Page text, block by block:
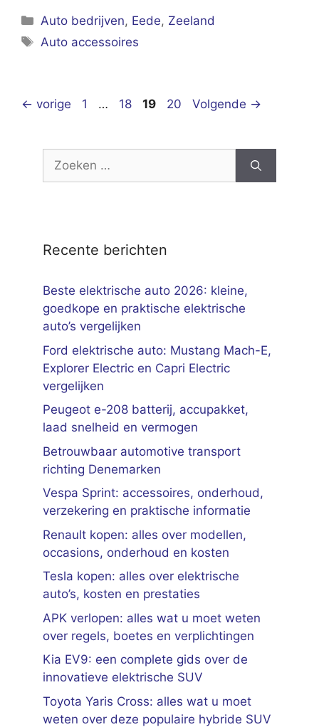
Categorieën
Auto bedrijven, Eede, Zeeland
Tags
Auto accessoires
← vorige Pagina
1 … Pagina
18 Pagina
19 Pagina
20 Volgende →
Zoek
Recente berichten
Beste elektrische auto 2026: kleine,
goedkope en praktische elektrische
auto’s vergelijken
Ford elektrische auto: Mustang Mach-E,
Explorer Electric en Capri Electric
vergelijken
Peugeot e-208 batterij, accupakket,
laad snelheid en vermogen
Betrouwbaar automotive transport
richting Denemarken
Vespa Sprint: accessoires, onderhoud,
verzekering en praktische informatie
Renault kopen: alles over modellen,
occasions, onderhoud en kosten
Tesla kopen: alles over elektrische
auto’s, kosten en prestaties
APK verlopen: alles wat u moet weten
over regels, boetes en verplichtingen
Kia EV9: een complete gids over de
innovatieve elektrische SUV
Toyota Yaris Cross: alles wat u moet
weten over deze populaire hybride SUV